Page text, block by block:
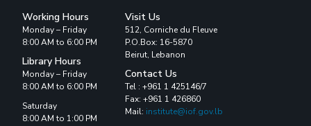
Working Hours
Monday – Friday
8:00 AM to 6:00 PM
Library Hours
Monday – Friday
8:00 AM to 6:00 PM
Saturday
8:00 AM to 1:00 PM
Visit Us
512, Corniche du Fleuve
P.O.Box: 16-5870
Beirut, Lebanon
Contact Us
Tel : +961 1 425146/7
Fax: +961 1 426860
Mail: institute@iof.gov.lb